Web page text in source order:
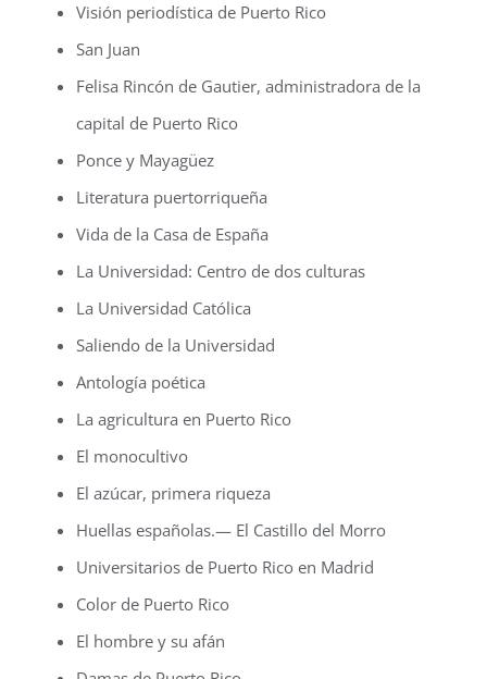
Visión periodística de Puerto Rico
San Juan
Felisa Rincón de Gautier, administradora de la
capital de Puerto Rico
Ponce y Mayagüez
Literatura puertorriqueña
Vida de la Casa de España
La Universidad: Centro de dos culturas
La Universidad Católica
Saliendo de la Universidad
Antología poética
La agricultura en Puerto Rico
El monocultivo
El azúcar, primera riqueza
Huellas españolas.— El Castillo del Morro
Universitarios de Puerto Rico en Madrid
Color de Puerto Rico
El hombre y su afán